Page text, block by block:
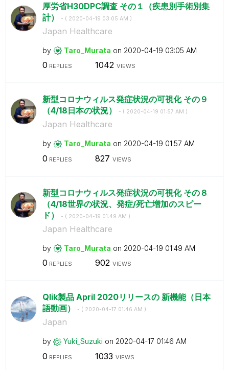
厚労省H30DPC調査 その１（疾患別手術別集
計）
- ( ‎2020-04-19 03:05 AM )
Japan Healthcare
by Taro_Murata on ‎2020-04-19 03:05 AM
0 REPLIES 1042 VIEWS
新型コロナウィルス発症状況の可視化 その９
（4/18日本の状況）
- ( ‎2020-04-19 01:57 AM )
Japan Healthcare
by Taro_Murata on ‎2020-04-19 01:57 AM
0 REPLIES 827 VIEWS
新型コロナウィルス発症状況の可視化 その８
（4/18世界の状況、発症/死亡増加のスピー
ド）
- ( ‎2020-04-19 01:49 AM )
Japan Healthcare
by Taro_Murata on ‎2020-04-19 01:49 AM
0 REPLIES 902 VIEWS
Qlik製品 April 2020リリースの 新機能（日本
語動画）
- ( ‎2020-04-17 01:46 AM )
Japan
by Yuki_Suzuki on ‎2020-04-17 01:46 AM
0 REPLIES 1033 VIEWS